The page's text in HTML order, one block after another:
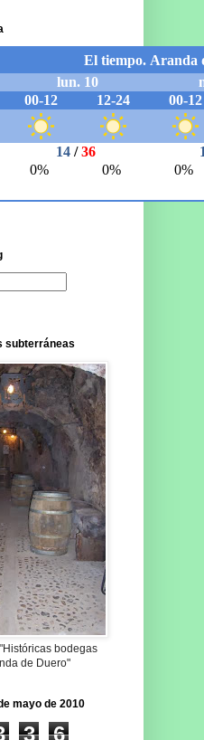
subterráneas
bodegas
de Duero"
mayo de 2010
3
6